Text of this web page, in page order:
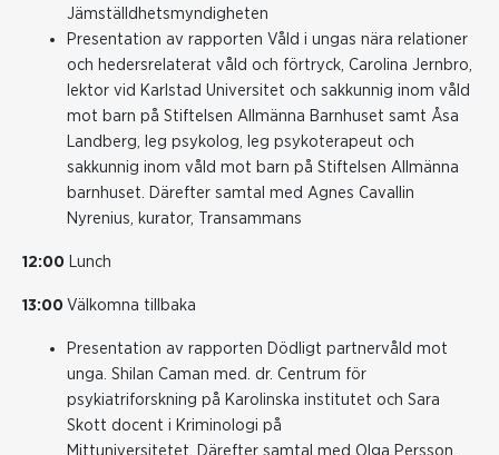
Jämställdhetsmyndigheten
Presentation av rapporten Våld i ungas nära relationer
och hedersrelaterat våld och förtryck, Carolina Jernbro,
lektor vid Karlstad Universitet och sakkunnig inom våld
mot barn på Stiftelsen Allmänna Barnhuset samt Åsa
Landberg, leg psykolog, leg psykoterapeut och
sakkunnig inom våld mot barn på Stiftelsen Allmänna
barnhuset. Därefter samtal med Agnes Cavallin
Nyrenius, kurator, Transammans
12:00 Lunch
13:00 Välkomna tillbaka
Presentation av rapporten Dödligt partnervåld mot
unga. Shilan Caman med. dr. Centrum för
psykiatriforskning på Karolinska institutet och Sara
Skott docent i Kriminologi på
Mittuniversitetet. Därefter samtal med Olga Persson,